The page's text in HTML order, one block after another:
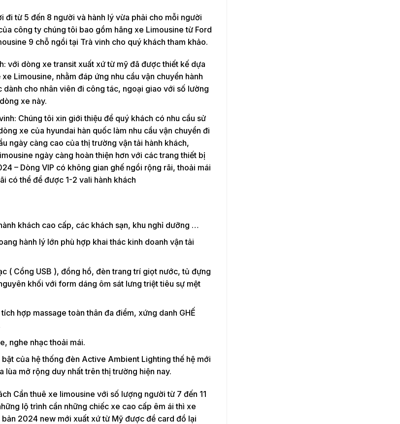
đi từ 5 đến 8 người và hành lý vừa phải cho mỗi người
công ty chúng tôi bao gồm hãng xe Limousine từ Ford
9 chỗ ngồi tại Trà vinh cho quý khách tham khảo.
với dòng xe transit xuất xứ từ mỹ đã được thiết kế dựa
Limousine, nhằm đáp ứng nhu cầu vận chuyển hành
cho nhân viên đi công tác, ngoại giao với số lường
xe này.
Chúng tôi xin giới thiệu để quý khách có nhu cầu sử
xe của hyundai hàn quốc làm nhu cầu vận chuyển đi
ngày càng cao của thị trường vận tải hành khách,
ngày càng hoàn thiện hơn với các trang thiết bị
– Dòng VIP có không gian ghế ngồi rộng rãi, thoải mái
có thể để được 1-2 vali hành khách
khách cao cấp, các khách sạn, khu nghỉ dưỡng …
hành lý lớn phù hợp khai thác kinh doanh vận tải
( Cổng USB ), đồng hồ, đèn trang trí giọt nước, tủ đựng
khối với form dáng ôm sát lưng triệt tiêu sự mệt
hợp massage toàn thân đa điểm, xứng danh GHẾ
nghe nhạc thoải mái.
của hệ thống đèn Active Ambient Lighting thế hệ mới
mở rộng duy nhất trên thị trường hiện nay.
Cần thuê xe limousine với số lượng người từ 7 đến 11
lộ trình cần những chiếc xe cao cấp êm ái thì xe
2024 new mới xuất xứ từ Mỹ được đề card đồ lại